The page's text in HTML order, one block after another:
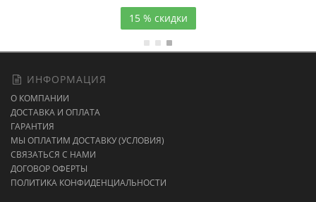
15 % скидки
ИНФОРМАЦИЯ
О КОМПАНИИ
ДОСТАВКА И ОПЛАТА
ГАРАНТИЯ
МЫ ОПЛАТИМ ДОСТАВКУ (УСЛОВИЯ)
СВЯЗАТЬСЯ С НАМИ
ДОГОВОР ОФЕРТЫ
ПОЛИТИКА КОНФИДЕНЦИАЛЬНОСТИ